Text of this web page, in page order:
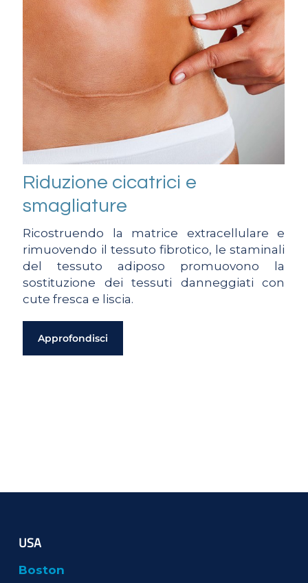
Riduzione cicatrici e
smagliature
Ricostruendo la matrice extracellulare e
rimuovendo il tessuto fibrotico, le staminali
del tessuto adiposo promuovono la
sostituzione dei tessuti danneggiati con
cute fresca e liscia.
Approfondisci
USA
Boston